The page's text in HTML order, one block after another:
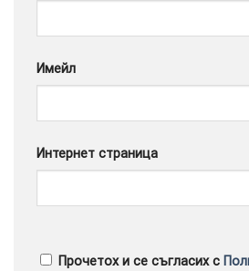
Имейл
Интернет страница
Прочетох и се съгласих с